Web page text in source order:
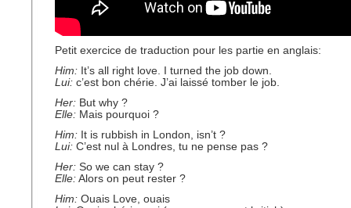
Petit exercice de traduction pour les partie en anglais:
Him: It’s all right love. I turned the job down.
Lui: c’est bon chérie. J’ai laissé tomber le job.
Her: But why ?
Elle: Mais pourquoi ?
Him: It is rubbish in London, isn’t ?
Lui: C’est nul à Londres, tu ne pense pas ?
Her: So we can stay ?
Elle: Alors on peut rester ?
Him: Ouais Love, ouais